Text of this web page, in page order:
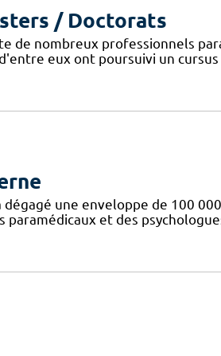
/ Doctorats
de nombreux professionnels
eux ont poursuivi un
dégagé une enveloppe de 100
paramédicaux et des